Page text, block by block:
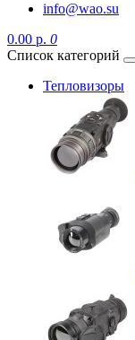
info@wao.su
0.00 р. 0
Список категорий
Тепловизоры